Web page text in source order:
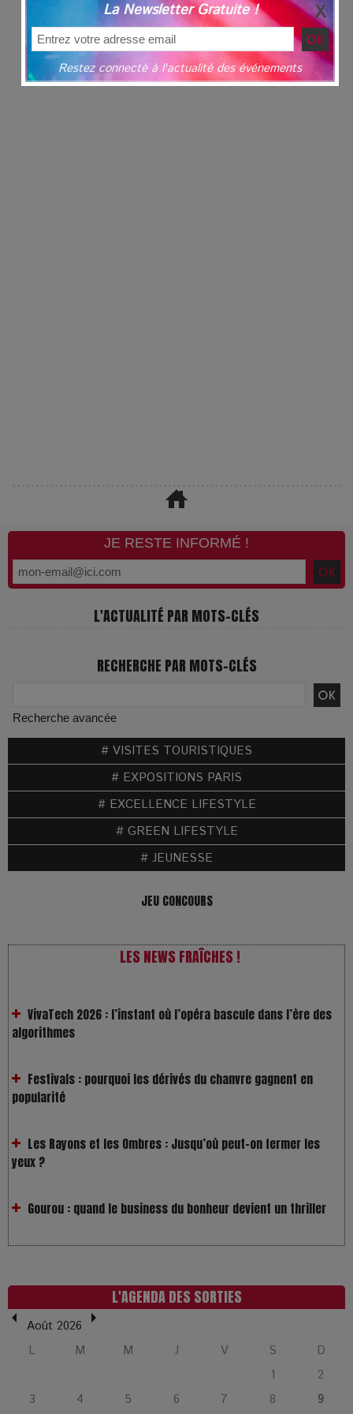
JE RESTE INFORMÉ !
L'ACTUALITÉ PAR MOTS-CLÉS
RECHERCHE PAR MOTS-CLÉS
Recherche avancée
# VISITES TOURISTIQUES
# EXPOSITIONS PARIS
# EXCELLENCE LIFESTYLE
# GREEN LIFESTYLE
# JEUNESSE
JEU CONCOURS
LES NEWS FRAÎCHES !
VivaTech 2026 : l’instant où l’opéra bascule dans l’ère des
Festivals : pourquoi les dérivés du chanvre gagnent en
Les Rayons et les Ombres : Jusqu’où peut-on fermer les
Gourou : quand le business du bonheur devient un thriller
LOL 2.0 : aimer, grandir et se comprendre à l’ère des
humaine
l’avenir de la montagne française
La Femme de Ménage : Plongez dans le thriller
L'AGENDA DES SORTIES
Août 2026
L
M M J V S
D
1
2
3
4 5 6 7 8
9
La Newsletter Gratuite !
Restez connecté à l'actualité des événements